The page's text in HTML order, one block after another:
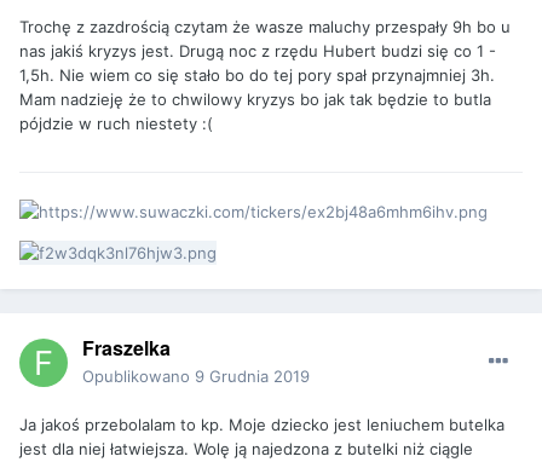
Trochę z zazdrością czytam że wasze maluchy przespały 9h bo u
nas jakiś kryzys jest. Drugą noc z rzędu Hubert budzi się co 1 -
1,5h. Nie wiem co się stało bo do tej pory spał przynajmniej 3h.
Mam nadzieję że to chwilowy kryzys bo jak tak będzie to butla
pójdzie w ruch niestety :(
Fraszelka
Opublikowano 9 Grudnia 2019
Ja jakoś przebolalam to kp. Moje dziecko jest leniuchem butelka
jest dla niej łatwiejsza. Wolę ją najedzona z butelki niż ciągle